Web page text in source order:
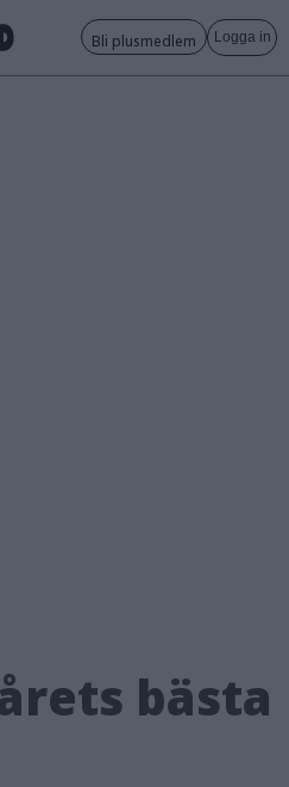
Bli plusmedlem Logga in
bästa